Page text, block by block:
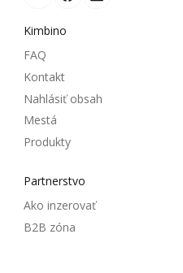
Kimbino
FAQ
Kontakt
Nahlásiť obsah
Mestá
Produkty
Partnerstvo
Ako inzerovať
B2B zóna